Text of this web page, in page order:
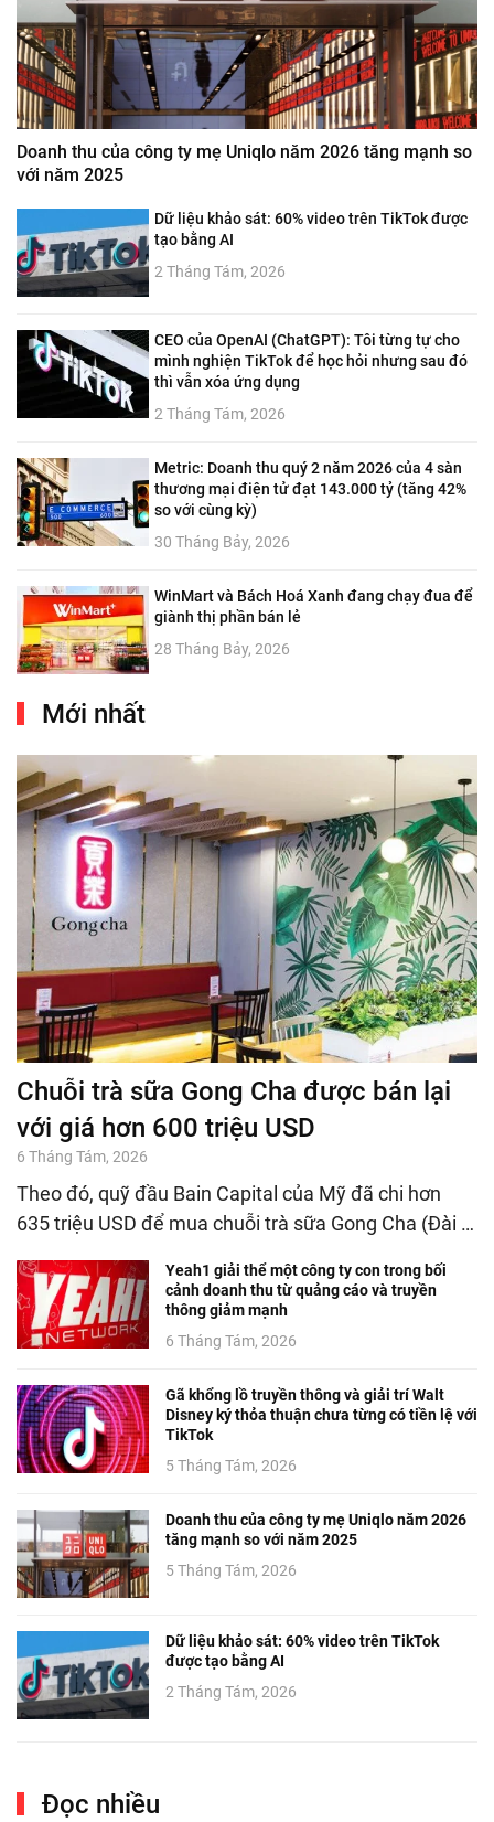
Doanh thu của công ty mẹ Uniqlo năm 2026 tăng mạnh so
với năm 2025
Dữ liệu khảo sát: 60% video trên TikTok được
tạo bằng AI
2 Tháng Tám, 2026
CEO của OpenAI (ChatGPT): Tôi từng tự cho
mình nghiện TikTok để học hỏi nhưng sau đó
thì vẫn xóa ứng dụng
2 Tháng Tám, 2026
Metric: Doanh thu quý 2 năm 2026 của 4 sàn
thương mại điện tử đạt 143.000 tỷ (tăng 42%
so với cùng kỳ)
30 Tháng Bảy, 2026
WinMart và Bách Hoá Xanh đang chạy đua để
giành thị phần bán lẻ
28 Tháng Bảy, 2026
Mới nhất
Chuỗi trà sữa Gong Cha được bán lại
với giá hơn 600 triệu USD
6 Tháng Tám, 2026
Theo đó, quỹ đầu Bain Capital của Mỹ đã chi hơn
635 triệu USD để mua chuỗi trà sữa Gong Cha (Đài …
Yeah1 giải thể một công ty con trong bối
cảnh doanh thu từ quảng cáo và truyền
thông giảm mạnh
6 Tháng Tám, 2026
Gã khổng lồ truyền thông và giải trí Walt
Disney ký thỏa thuận chưa từng có tiền lệ với
TikTok
5 Tháng Tám, 2026
Doanh thu của công ty mẹ Uniqlo năm 2026
tăng mạnh so với năm 2025
5 Tháng Tám, 2026
Dữ liệu khảo sát: 60% video trên TikTok
được tạo bằng AI
2 Tháng Tám, 2026
Đọc nhiều